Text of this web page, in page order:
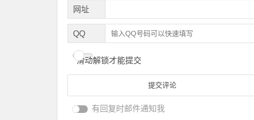
网址
QQ
滑动解锁才能提交
有回复时邮件通知我